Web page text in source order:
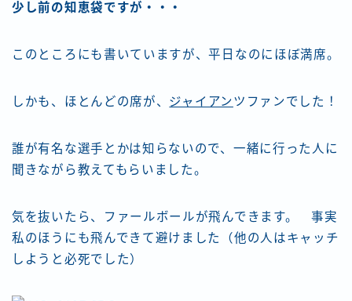
少し前の知恵袋ですが・・・
このところにも書いていますが、平日なのにほぼ満席。
しかも、ほとんどの席が、 ジャイアン ツファンでした！
誰が有名な選手とかは知らないので、一緒に行った人に
聞きながら教えてもらいました。
気を抜いたら、ファールボールが飛んできます。 事実
私のほうにも飛んできて避けました（他の人はキャッチ
しようと必死でした）